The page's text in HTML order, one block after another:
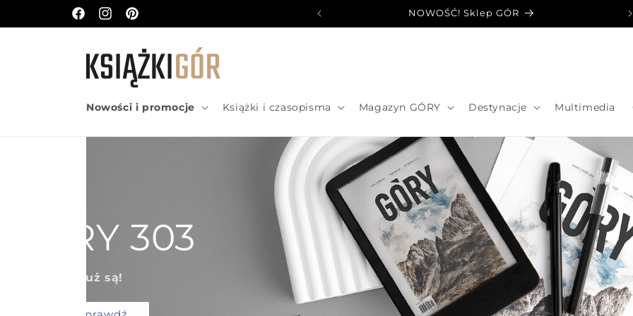
FacebookInstagramPinterest
NOWOŚĆ! Sklep GÓR
Nowości i promocje Książki i czasopisma Magazyn GÓRY Destynacje Multimedia